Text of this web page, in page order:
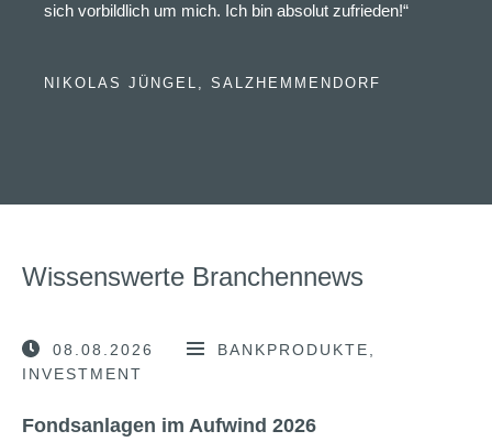
sich vorbildlich um mich. Ich bin absolut zufrieden!“
NIKOLAS JÜNGEL, SALZHEMMENDORF
Wissenswerte Branchennews
08.08.2026
BANKPRODUKTE
INVESTMENT
Fondsanlagen im Aufwind 2026